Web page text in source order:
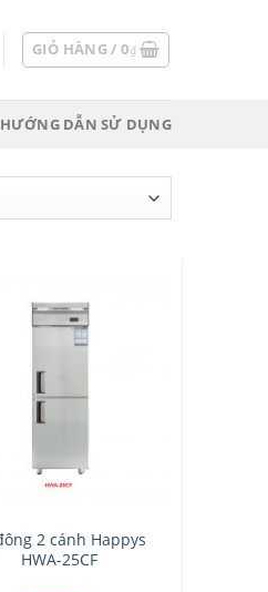
GIỎ HÀNG /0₫
HƯỚNG DẪN SỬ DỤNG
2 cánh Happys
HWA-25CF